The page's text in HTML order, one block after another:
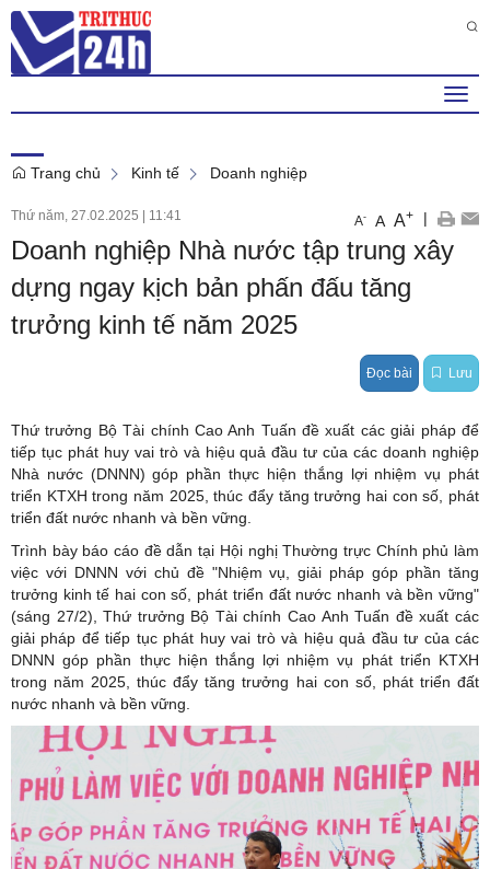
Trang chủ Kinh tế Doanh nghiệp
Thứ năm, 27.02.2025 | 11:41 A- A A+ |
Doanh nghiệp Nhà nước tập trung xây
dựng ngay kịch bản phấn đấu tăng
trưởng kinh tế năm 2025
Đọc bài Lưu
Thứ trưởng Bộ Tài chính Cao Anh Tuấn đề xuất các giải pháp để
tiếp tục phát huy vai trò và hiệu quả đầu tư của các doanh nghiệp
Nhà nước (DNNN) góp phần thực hiện thắng lợi nhiệm vụ phát
triển KTXH trong năm 2025, thúc đẩy tăng trưởng hai con số, phát
triển đất nước nhanh và bền vững.
Trình bày báo cáo đề dẫn tại Hội nghị Thường trực Chính phủ làm
việc với DNNN với chủ đề "Nhiệm vụ, giải pháp góp phần tăng
trưởng kinh tế hai con số, phát triển đất nước nhanh và bền vững"
(sáng 27/2), Thứ trưởng Bộ Tài chính Cao Anh Tuấn đề xuất các
giải pháp để tiếp tục phát huy vai trò và hiệu quả đầu tư của các
DNNN góp phần thực hiện thắng lợi nhiệm vụ phát triển KTXH
trong năm 2025, thúc đẩy tăng trưởng hai con số, phát triển đất
nước nhanh và bền vững.